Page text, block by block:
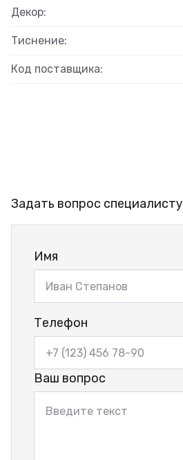
Декор:
Тиснение:
Код поставщика:
Задать вопрос специалисту
Имя
Телефон
Ваш вопрос